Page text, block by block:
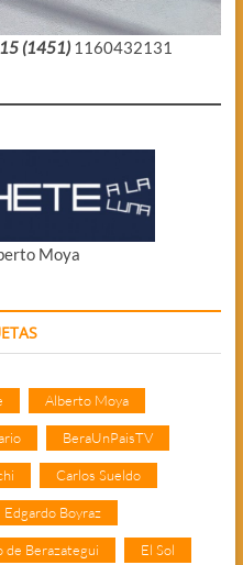
(1451) 1160432131
Moya
Alberto Moya
BeraUnPaisTV
Carlos Sueldo
Edgardo Boyraz
de Berazategui El Sol